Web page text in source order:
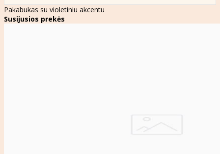
Pakabukas su violetiniu akcentu
Susijusios prekės